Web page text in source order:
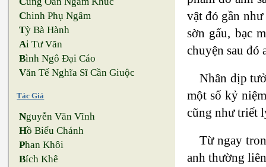
Chinh Phụ Ngâm
Tỳ Bà Hành
Ai Tư Vãn
Bình Ngô Đại Cáo
Văn Tế Nghĩa Sĩ Cần Giuộc
Tác Giả
Nguyễn Văn Vĩnh
Hồ Biểu Chánh
Phan Khôi
Bích Khê
vật đó gần
sờn gấu, bạc
chuyện sau đó
Nhân dịp
một số kỷ
cũng như triết
Từ ngay
anh thường